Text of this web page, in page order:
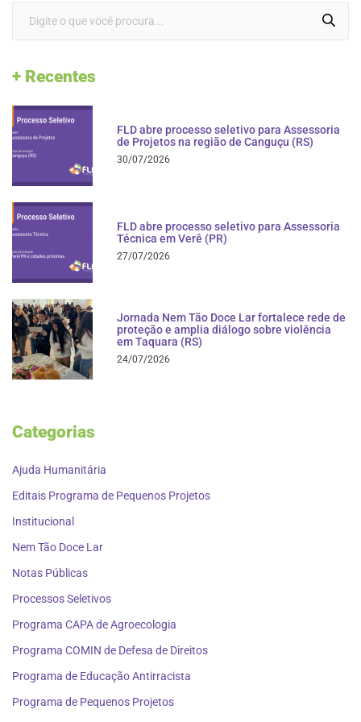
+ Recentes
FLD abre processo seletivo para Assessoria
de Projetos na região de Canguçu (RS)
30/07/2026
FLD abre processo seletivo para Assessoria
Técnica em Verê (PR)
27/07/2026
Jornada Nem Tão Doce Lar fortalece rede de
proteção e amplia diálogo sobre violência
em Taquara (RS)
24/07/2026
Categorias
Ajuda Humanitária
Editais Programa de Pequenos Projetos
Institucional
Nem Tão Doce Lar
Notas Públicas
Processos Seletivos
Programa CAPA de Agroecologia
Programa COMIN de Defesa de Direitos
Programa de Educação Antirracista
Programa de Pequenos Projetos